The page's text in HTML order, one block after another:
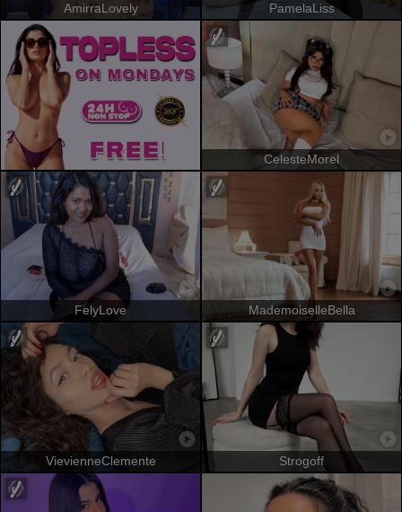
AmirraLovely PamelaLiss
CelesteMorel
FelyLove MademoiselleBella
VievienneClemente Strogoff